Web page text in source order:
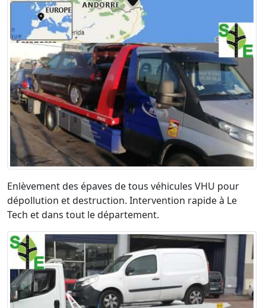
Enlèvement des épaves de tous véhicules VHU pour
dépollution et destruction. Intervention rapide à Le
Tech et dans tout le département.